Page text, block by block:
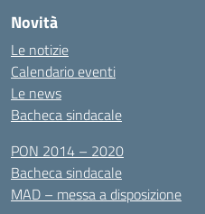
Novità
Le notizie
Calendario eventi
Le news
Bacheca sindacale
PON 2014 – 2020
Bacheca sindacale
MAD – messa a disposizione